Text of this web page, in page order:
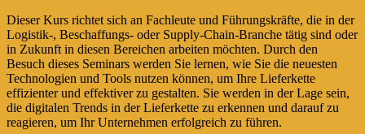
Dieser Kurs richtet sich an Fachleute und Führungskräfte, die in der
Logistik-, Beschaffungs- oder Supply-Chain-Branche tätig sind oder
in Zukunft in diesen Bereichen arbeiten möchten. Durch den
Besuch dieses Seminars werden Sie lernen, wie Sie die neuesten
Technologien und Tools nutzen können, um Ihre Lieferkette
effizienter und effektiver zu gestalten. Sie werden in der Lage sein,
die digitalen Trends in der Lieferkette zu erkennen und darauf zu
reagieren, um Ihr Unternehmen erfolgreich zu führen.